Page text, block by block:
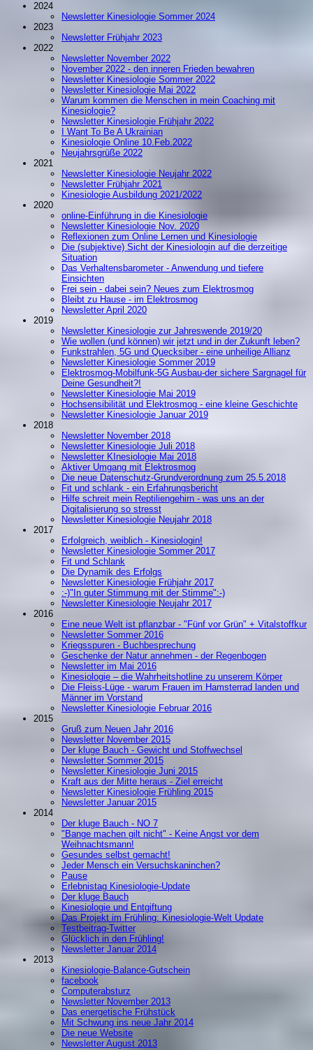
2024
Newsletter Kinesiologie Sommer 2024
2023
Newsletter Frühjahr 2023
2022
Newsletter November 2022
November 2022 - den inneren Frieden bewahren
Newsletter Kinesiologie Sommer 2022
Newsletter Kinesiologie Mai 2022
Warum kommen die Menschen in mein Coaching mit
Kinesiologie?
Newsletter Kinesiologie Frühjahr 2022
I Want To Be A Ukrainian
Kinesiologie Online 10.Feb.2022
Neujahrsgrüße 2022
2021
Newsletter Kinesiologie Neujahr 2022
Newsletter Frühjahr 2021
Kinesiologie Ausbildung 2021/2022
2020
online-Einführung in die Kinesiologie
Newsletter Kinesiologie Nov. 2020
Reflexionen zum Online Lernen und Kinesiologie
Die (subjektive) Sicht der Kinesiologin auf die derzeitige
Situation
Das Verhaltensbarometer - Anwendung und tiefere
Einsichten
Frei sein - dabei sein? Neues zum Elektrosmog
Bleibt zu Hause - im Elektrosmog
Newsletter April 2020
2019
Newsletter Kinesiologie zur Jahreswende 2019/20
Wie wollen (und können) wir jetzt und in der Zukunft leben?
Funkstrahlen, 5G und Quecksiber - eine unheilige Allianz
Newsletter Kinesiologie Sommer 2019
Elektrosmog-Mobilfunk-5G Ausbau-der sichere Sargnagel für
Deine Gesundheit?!
Newsletter Kinesiologie Mai 2019
Hochsensibilität und Elektrosmog - eine kleine Geschichte
Newsletter Kinesiologie Januar 2019
2018
Newsletter November 2018
Newsletter Kinesiologie Juli 2018
Newsletter KInesiologie Mai 2018
Aktiver Umgang mit Elektrosmog
Die neue Datenschutz-Grundverordnung zum 25.5.2018
Fit und schlank - ein Erfahrungsbericht
Hilfe schreit mein Reptiliengehirn - was uns an der
Digitalisierung so stresst
Newsletter Kinesiologie Neujahr 2018
2017
Erfolgreich, weiblich - Kinesiologin!
Newsletter Kinesiologie Sommer 2017
Fit und Schlank
Die Dynamik des Erfolgs
Newsletter Kinesiologie Frühjahr 2017
:-)"In guter Stimmung mit der Stimme":-)
Newsletter Kinesiologie Neujahr 2017
2016
Eine neue Welt ist pflanzbar - "Fünf vor Grün" + Vitalstoffkur
Newsletter Sommer 2016
Kriegsspuren - Buchbesprechung
Geschenke der Natur annehmen - der Regenbogen
Newsletter im Mai 2016
Kinesiologie – die Wahrheitshotline zu unserem Körper
Die Fleiss-Lüge - warum Frauen im Hamsterrad landen und
Männer im Vorstand
Newsletter Kinesiologie Februar 2016
2015
Gruß zum Neuen Jahr 2016
Newsletter November 2015
Der kluge Bauch - Gewicht und Stoffwechsel
Newsletter Sommer 2015
Newsletter Kinesiologie Juni 2015
Kraft aus der Mitte heraus - Ziel erreicht
Newsletter Kinesiologie Frühling 2015
Newsletter Januar 2015
2014
Der kluge Bauch - NO 7
"Bange machen gilt nicht" - Keine Angst vor dem
Weihnachtsmann!
Gesundes selbst gemacht!
Jeder Mensch ein Versuchskaninchen?
Pause
Erlebnistag Kinesiologie-Update
Der kluge Bauch
Kinesiologie und Entgiftung
Das Projekt im Frühling: Kinesiologie-Welt Update
Testbeitrag-Twitter
Glücklich in den Frühling!
Newsletter Januar 2014
2013
Kinesiologie-Balance-Gutschein
facebook
Computerabsturz
Newsletter November 2013
Das energetische Frühstück
Mit Schwung ins neue Jahr 2014
Die neue Website
Newsletter August 2013